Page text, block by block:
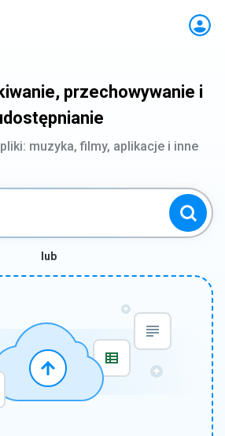
przechowywanie i
muzyka, filmy, aplikacje i inne
lub